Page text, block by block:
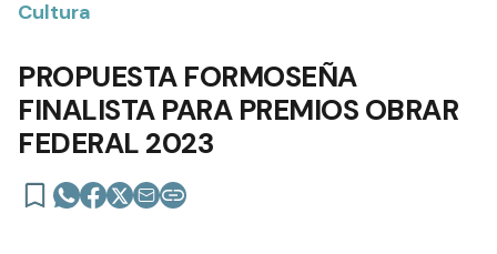
Cultura
PROPUESTA FORMOSEÑA
FINALISTA PARA PREMIOS OBRAR
FEDERAL 2023